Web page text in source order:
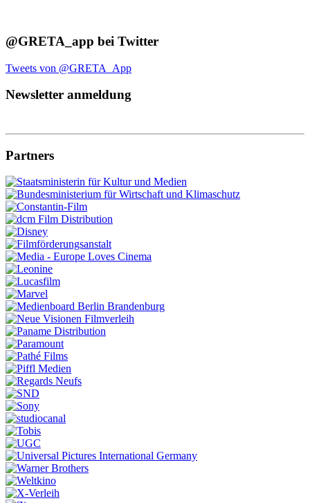
@GRETA_app bei Twitter
Tweets von @GRETA_App
Newsletter anmeldung
Partners